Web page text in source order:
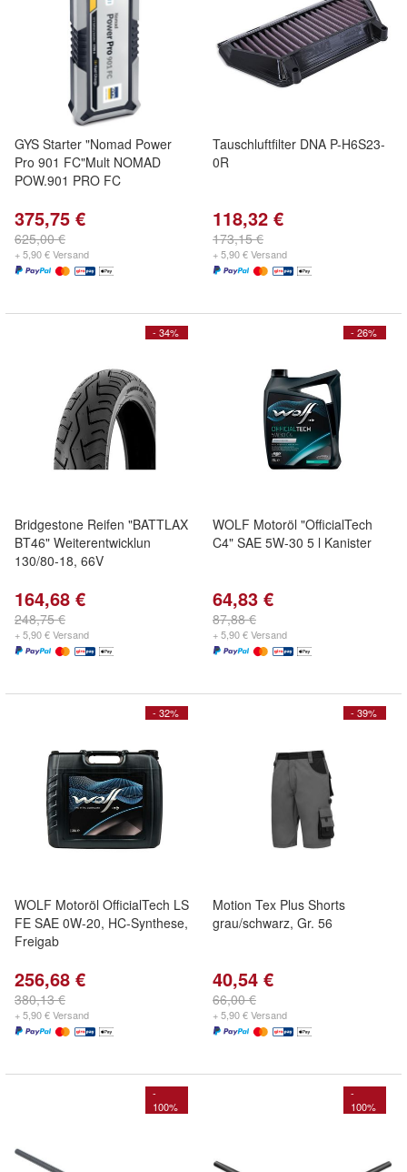
GYS Starter "Nomad Power
Pro 901 FC"Mult NOMAD
POW.901 PRO FC
375,75 €
625,00 €
+ 5,90 € Versand
Tauschluftfilter DNA P-H6S23-
0R
118,32 €
173,15 €
+ 5,90 € Versand
- 34%
Bridgestone Reifen "BATTLAX
BT46" Weiterentwicklun
130/80-18, 66V
164,68 €
248,75 €
+ 5,90 € Versand
- 26%
WOLF Motoröl "OfficialTech
C4" SAE 5W-30 5 l Kanister
64,83 €
87,88 €
+ 5,90 € Versand
- 32%
WOLF Motoröl OfficialTech LS
FE SAE 0W-20, HC-Synthese,
Freigab
256,68 €
380,13 €
+ 5,90 € Versand
- 39%
Motion Tex Plus Shorts
grau/schwarz, Gr. 56
40,54 €
66,00 €
+ 5,90 € Versand
-
100%
-
100%